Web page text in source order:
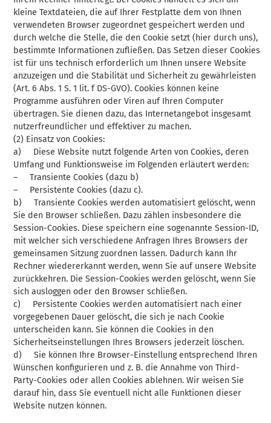
kleine Textdateien, die auf Ihrer Festplatte dem von Ihnen
verwendeten Browser zugeordnet gespeichert werden und
durch welche die Stelle, die den Cookie setzt (hier durch uns),
bestimmte Informationen zufließen. Das Setzen dieser Cookies
ist für uns technisch erforderlich um Ihnen unsere Website
anzuzeigen und die Stabilität und Sicherheit zu gewährleisten
(Art. 6 Abs. 1 S. 1 lit. f DS-GVO). Cookies können keine
Programme ausführen oder Viren auf Ihren Computer
übertragen. Sie dienen dazu, das Internetangebot insgesamt
nutzerfreundlicher und effektiver zu machen.
(2) Einsatz von Cookies:
a) Diese Website nutzt folgende Arten von Cookies, deren
Umfang und Funktionsweise im Folgenden erläutert werden:
– Transiente Cookies (dazu b)
– Persistente Cookies (dazu c).
b) Transiente Cookies werden automatisiert gelöscht, wenn
Sie den Browser schließen. Dazu zählen insbesondere die
Session-Cookies. Diese speichern eine sogenannte Session-ID,
mit welcher sich verschiedene Anfragen Ihres Browsers der
gemeinsamen Sitzung zuordnen lassen. Dadurch kann Ihr
Rechner wiedererkannt werden, wenn Sie auf unsere Website
zurückkehren. Die Session-Cookies werden gelöscht, wenn Sie
sich ausloggen oder den Browser schließen.
c) Persistente Cookies werden automatisiert nach einer
vorgegebenen Dauer gelöscht, die sich je nach Cookie
unterscheiden kann. Sie können die Cookies in den
Sicherheitseinstellungen Ihres Browsers jederzeit löschen.
d) Sie können Ihre Browser-Einstellung entsprechend Ihren
Wünschen konfigurieren und z. B. die Annahme von Third-
Party-Cookies oder allen Cookies ablehnen. Wir weisen Sie
darauf hin, dass Sie eventuell nicht alle Funktionen dieser
Website nutzen können.